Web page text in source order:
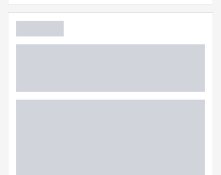
variante vi si addice di più!
Colori aggiuntivi